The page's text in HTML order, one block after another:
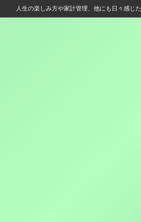
人生の楽しみ方や家計管理、他にも日々感じ